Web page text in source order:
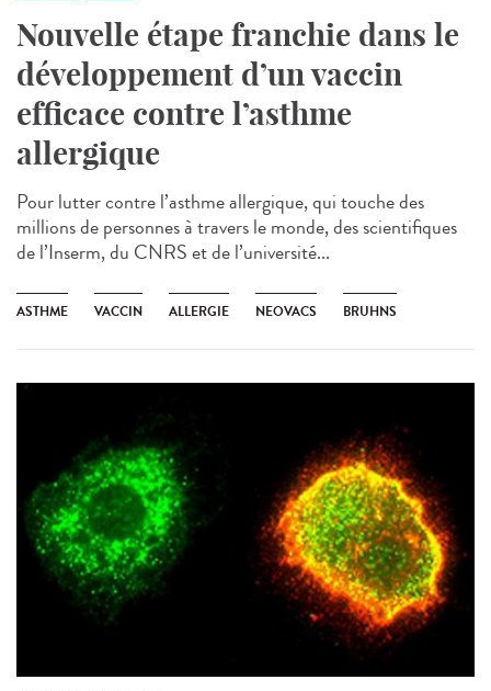
Nouvelle étape franchie dans le
développement d’un vaccin
efficace contre l’asthme
allergique
Pour lutter contre l’asthme allergique, qui touche des
millions de personnes à travers le monde, des scientifiques
de l’Inserm, du CNRS et de l’université...
ASTHME VACCIN ALLERGIE NEOVACS BRUHNS